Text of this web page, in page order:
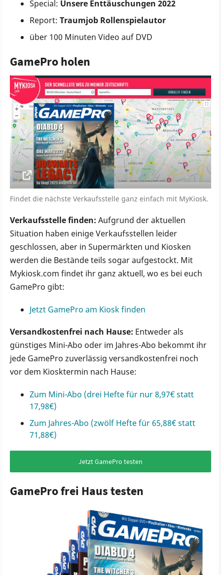
Special: Unsere Enttäuschungen 2022
Report: Traumjob Rollenspielautor
über 100 Minuten Video auf DVD
GamePro holen
Findet die nächste Verkaufsstelle ganz einfach mit MyKiosk.
Verkaufsstelle finden: Aufgrund der aktuellen
Situation haben einige Verkaufsstellen leider
geschlossen, aber in Supermärkten und Kiosken
werden die Bestände teils sogar aufgestockt. Mit
Mykiosk.com findet ihr ganz aktuell, wo es bei euch
GamePro gibt:
Jetzt GamePro am Kiosk finden
Versandkostenfrei nach Hause: Entweder als
günstiges Mini-Abo oder im Jahres-Abo bekommt ihr
jede GamePro zuverlässig versandkostenfrei noch
vor dem Kiosktermin nach Hause:
Zum Mini-Abo (drei Hefte für nur 8,97€ statt
17,98€)
Zum Jahres-Abo (zwölf Hefte für 65,88€ statt
71,88€)
Jetzt GamePro testen
GamePro frei Haus testen